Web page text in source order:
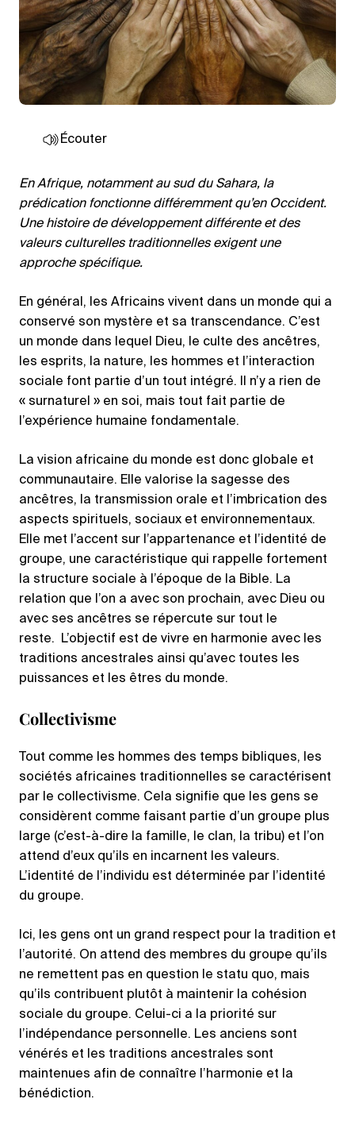
Écouter
En Afrique, notamment au sud du Sahara, la
prédication fonctionne différemment qu’en Occident.
Une histoire de développement différente et des
valeurs culturelles traditionnelles exigent une
approche spécifique.
En général, les Africains vivent dans un monde qui a
conservé son mystère et sa transcendance. C’est
un monde dans lequel Dieu, le culte des ancêtres,
les esprits, la nature, les hommes et l’interaction
sociale font partie d’un tout intégré. Il n’y a rien de
« surnaturel » en soi, mais tout fait partie de
l’expérience humaine fondamentale.
La vision africaine du monde est donc globale et
communautaire. Elle valorise la sagesse des
ancêtres, la transmission orale et l’imbrication des
aspects spirituels, sociaux et environnementaux.
Elle met l’accent sur l’appartenance et l’identité de
groupe, une caractéristique qui rappelle fortement
la structure sociale à l’époque de la Bible. La
relation que l’on a avec son prochain, avec Dieu ou
avec ses ancêtres se répercute sur tout le
reste. L’objectif est de vivre en harmonie avec les
traditions ancestrales ainsi qu’avec toutes les
puissances et les êtres du monde.
Collectivisme
Tout comme les hommes des temps bibliques, les
sociétés africaines traditionnelles se caractérisent
par le collectivisme. Cela signifie que les gens se
considèrent comme faisant partie d’un groupe plus
large (c’est-à-dire la famille, le clan, la tribu) et l’on
attend d’eux qu’ils en incarnent les valeurs.
L’identité de l’individu est déterminée par l’identité
du groupe.
Ici, les gens ont un grand respect pour la tradition et
l’autorité. On attend des membres du groupe qu’ils
ne remettent pas en question le statu quo, mais
qu’ils contribuent plutôt à maintenir la cohésion
sociale du groupe. Celui-ci a la priorité sur
l’indépendance personnelle. Les anciens sont
vénérés et les traditions ancestrales sont
maintenues afin de connaître l’harmonie et la
bénédiction.